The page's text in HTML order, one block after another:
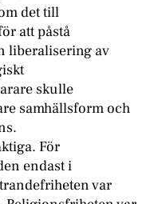
det till
att påstå
liberalisering av
skulle
samhällsform och
För
endast i
var